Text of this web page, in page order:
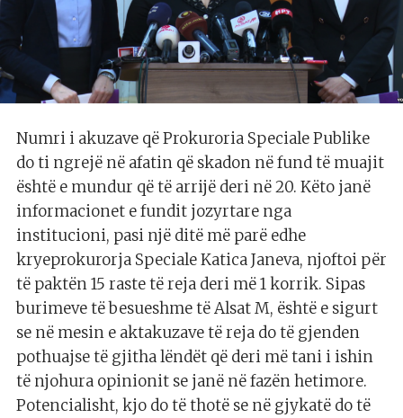
Numri i akuzave që Prokuroria Speciale Publike
do ti ngrejë në afatin që skadon në fund të muajit
është e mundur që të arrijë deri në 20. Këto janë
informacionet e fundit jozyrtare nga
institucioni, pasi një ditë më parë edhe
kryeprokurorja Speciale Katica Janeva, njoftoi për
të paktën 15 raste të reja deri më 1 korrik. Sipas
burimeve të besueshme të Alsat M, është e sigurt
se në mesin e aktakuzave të reja do të gjenden
pothuajse të gjitha lëndët që deri më tani i ishin
të njohura opinionit se janë në fazën hetimore.
Potencialisht, kjo do të thotë se në gjykatë do të